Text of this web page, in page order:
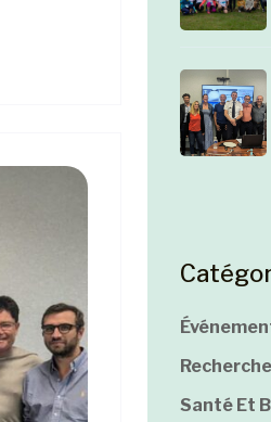
Santé Et